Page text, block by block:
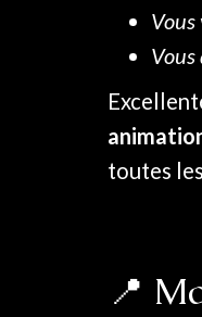
Vous
Vous
toutes
📍